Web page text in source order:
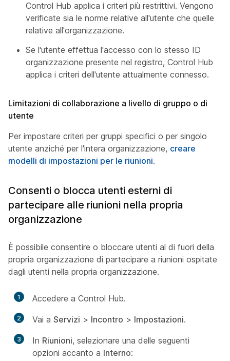
Control Hub applica i criteri più restrittivi. Vengono
verificate sia le norme relative all'utente che quelle
relative all'organizzazione.
Se l'utente effettua l'accesso con lo stesso ID
organizzazione presente nel registro, Control Hub
applica i criteri dell'utente attualmente connesso.
Limitazioni di collaborazione a livello di gruppo o di
utente
Per impostare criteri per gruppi specifici o per singolo
utente anziché per l'intera organizzazione, creare
modelli di impostazioni per le riunioni.
Consenti o blocca utenti esterni di
partecipare alle riunioni nella propria
organizzazione
È possibile consentire o bloccare utenti al di fuori della
propria organizzazione di partecipare a riunioni ospitate
dagli utenti nella propria organizzazione.
1 Accedere a Control Hub.
2 Vai a Servizi > Incontro > Impostazioni.
3 In Riunioni, selezionare una delle seguenti
opzioni accanto a Interno: